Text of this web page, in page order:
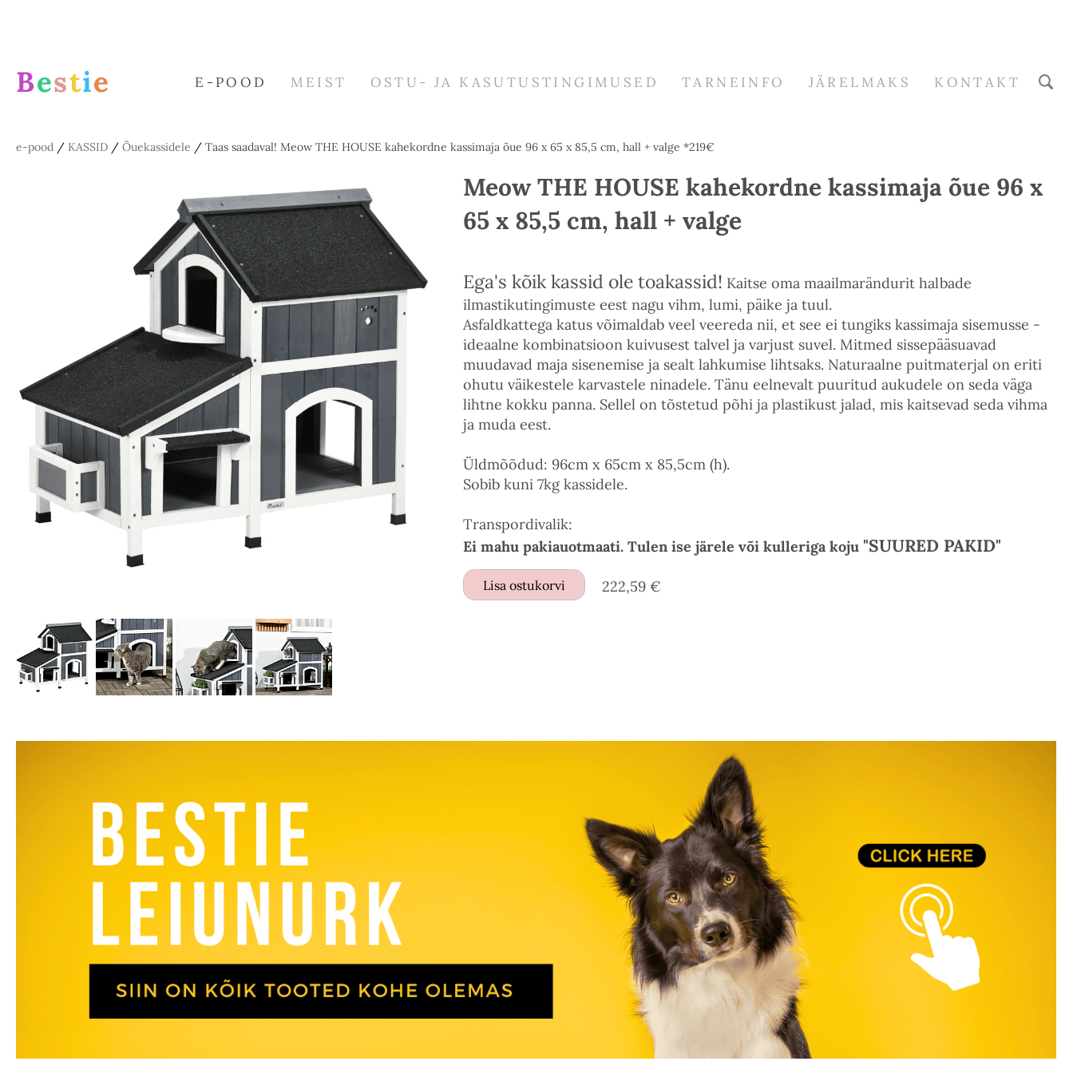
Bestie E-POOD MEIST OSTU- JA KASUTUSTINGIMUSED TARNEINFO JÄRELMAKS KONTAKT
e-pood / KASSID / Õuekassidele / Taas saadaval! Meow THE HOUSE kahekordne kassimaja õue 96 x 65 x 85,5 cm, hall + valge *219€
Meow THE HOUSE kahekordne kassimaja õue 96 x
65 x 85,5 cm, hall + valge
Ega's kõik kassid ole toakassid! Kaitse oma maailmarändurit halbade
ilmastikutingimuste eest nagu vihm, lumi, päike ja tuul.
Asfaldkattega katus võimaldab veel veereda nii, et see ei tungiks kassimaja sisemusse -
ideaalne kombinatsioon kuivusest talvel ja varjust suvel. Mitmed sissepääsuavad
muudavad maja sisenemise ja sealt lahkumise lihtsaks. Naturaalne puitmaterjal on eriti
ohutu väikestele karvastele ninadele. Tänu eelnevalt puuritud aukudele on seda väga
lihtne kokku panna. Sellel on tõstetud põhi ja plastikust jalad, mis kaitsevad seda vihma
ja muda eest.
Üldmõõdud: 96cm x 65cm x 85,5cm (h).
Sobib kuni 7kg kassidele.
Transpordivalik:
Ei mahu pakiauotmaati. Tulen ise järele või kulleriga koju "SUURED PAKID"
Lisa ostukorvi 222,59 €